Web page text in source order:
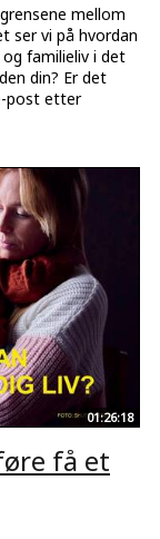
mellom
ser vi på hvordan
familieliv i det
din? Er det
post etter
01:26:18
få et